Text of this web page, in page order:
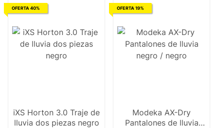
OFERTA 40%
iXS Horton 3.0 Traje de
lluvia dos piezas negro
OFERTA 19%
Modeka AX-Dry
Pantalones de lluvia